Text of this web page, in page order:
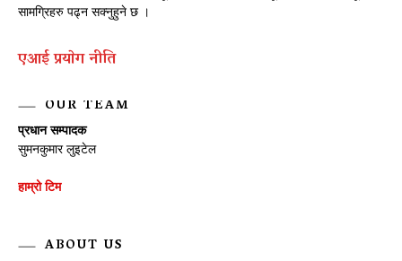
सामग्रिहरु पढ्न सक्नुहुने छ ।
एआई प्रयाेग नीति
OUR TEAM
प्रधान सम्पादक
सुमनकुमार लुइटेल
हाम्रो टिम
ABOUT US